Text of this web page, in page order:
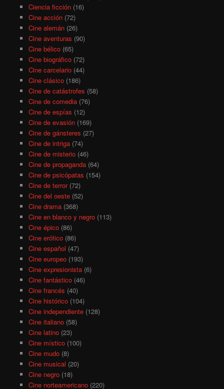
Ciencia ficción(16)
Cine acción(72)
Cine alemán(26)
Cine aventuras (90)
Cine bélico(65)
Cine biográfico(72)
Cine carcelario(44)
Cine clásico(186)
Cine de catástrofes (58)
Cine de comedia(76)
Cine de espías (12)
Cine de evasión(169)
Cine de gánsteres (27)
Cine de intriga(74)
Cine de misterio(46)
Cine de propaganda(64)
Cine de psicópatas (154)
Cine de terror(72)
Cine del oeste(52)
Cine drama(368)
Cine en blanco y negro(113)
Cine épico(86)
Cine erótico(86)
Cine español (47)
Cine europeo(193)
Cine expresionista(6)
Cine fantástico(46)
Cine francés (40)
Cine histórico(104)
Cine independiente(128)
Cine italiano(58)
Cine latino(23)
Cine místico(100)
Cine mudo(8)
Cine musical (20)
Cine negro(18)
Cine norteamericano(220)